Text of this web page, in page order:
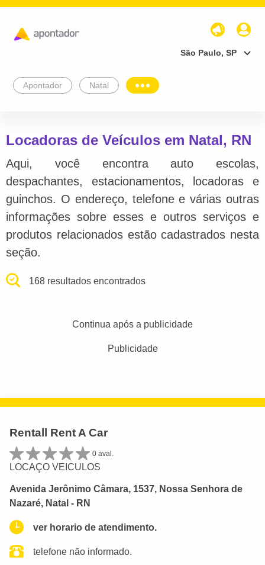
São Paulo, SP
Apontador Natal
Locadoras de Veículos em Natal, RN
Aqui, você encontra auto escolas,
despachantes, estacionamentos, locadoras e
guinchos. O endereço, telefone e várias outras
informações sobre esses e outros serviços e
produtos relacionados estão cadastrados nesta
seção.
168 resultados encontrados
Continua após a publicidade
Publicidade
Rentall Rent A Car
0 aval.
LOCAÇO VEICULOS
Avenida Jerônimo Câmara, 1537, Nossa Senhora de
Nazaré, Natal - RN
ver horario de atendimento.
telefone não informado.